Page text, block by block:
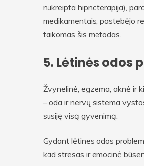
nukreipta hipnoterapija),
medikamentais, pastebėjo
taikomas šis metodas.
5. Lėtinės odos
Žvynelinė, egzema, aknė ir
– oda ir nervų sistema
susiję visą gyvenimą.
Gydant lėtines odos
kad stresas ir emocinė